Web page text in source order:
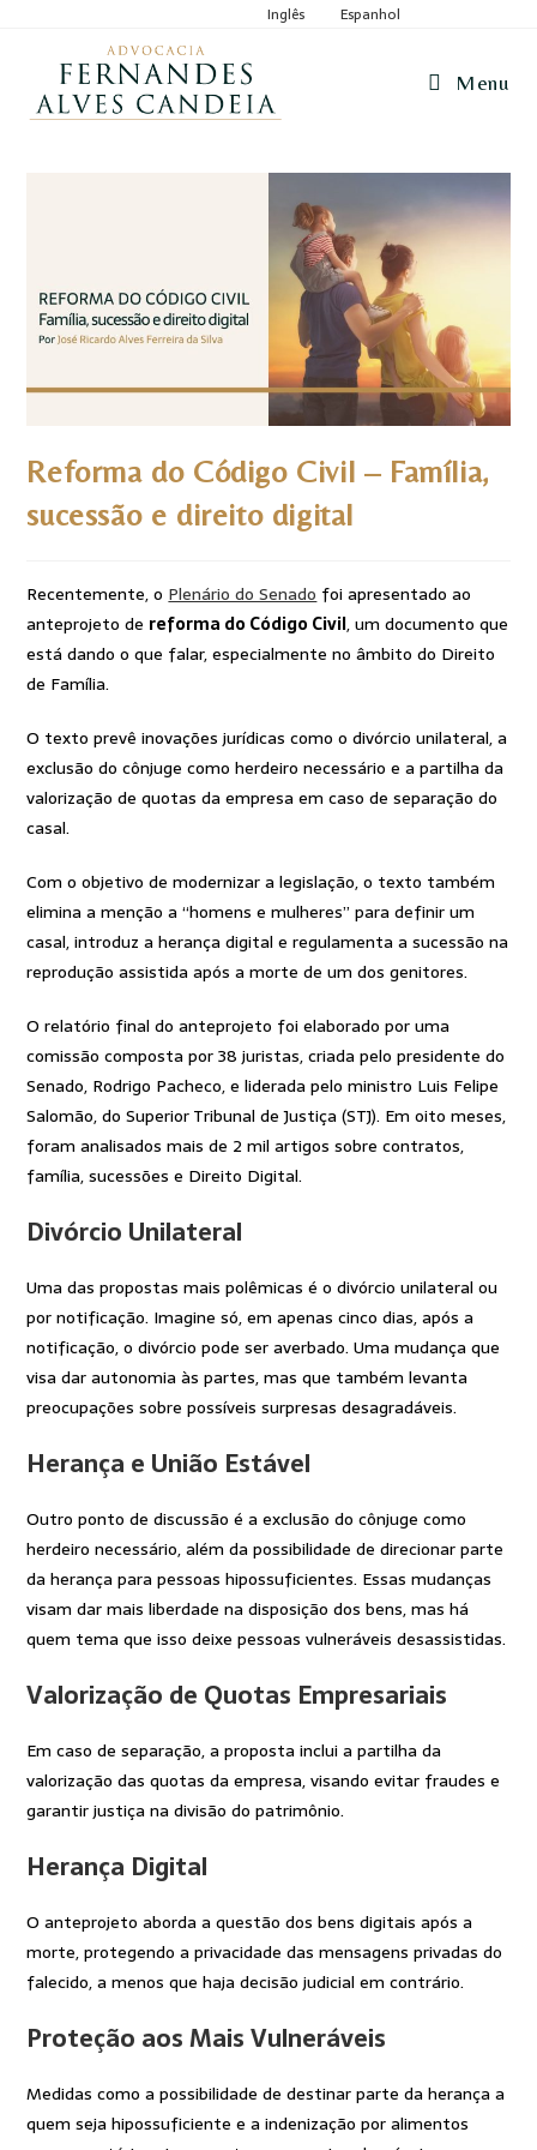
Inglês Espanhol
Menu
Reforma do Código Civil – Família,
sucessão e direito digital
Recentemente, o Plenário do Senado foi apresentado ao
anteprojeto de reforma do Código Civil, um documento que
está dando o que falar, especialmente no âmbito do Direito
de Família.
O texto prevê inovações jurídicas como o divórcio unilateral, a
exclusão do cônjuge como herdeiro necessário e a partilha da
valorização de quotas da empresa em caso de separação do
casal.
Com o objetivo de modernizar a legislação, o texto também
elimina a menção a “homens e mulheres” para definir um
casal, introduz a herança digital e regulamenta a sucessão na
reprodução assistida após a morte de um dos genitores.
O relatório final do anteprojeto foi elaborado por uma
comissão composta por 38 juristas, criada pelo presidente do
Senado, Rodrigo Pacheco, e liderada pelo ministro Luis Felipe
Salomão, do Superior Tribunal de Justiça (STJ). Em oito meses,
foram analisados mais de 2 mil artigos sobre contratos,
família, sucessões e Direito Digital.
Divórcio Unilateral
Uma das propostas mais polêmicas é o divórcio unilateral ou
por notificação. Imagine só, em apenas cinco dias, após a
notificação, o divórcio pode ser averbado. Uma mudança que
visa dar autonomia às partes, mas que também levanta
preocupações sobre possíveis surpresas desagradáveis.
Herança e União Estável
Outro ponto de discussão é a exclusão do cônjuge como
herdeiro necessário, além da possibilidade de direcionar parte
da herança para pessoas hipossuficientes. Essas mudanças
visam dar mais liberdade na disposição dos bens, mas há
quem tema que isso deixe pessoas vulneráveis desassistidas.
Valorização de Quotas Empresariais
Em caso de separação, a proposta inclui a partilha da
valorização das quotas da empresa, visando evitar fraudes e
garantir justiça na divisão do patrimônio.
Herança Digital
O anteprojeto aborda a questão dos bens digitais após a
morte, protegendo a privacidade das mensagens privadas do
falecido, a menos que haja decisão judicial em contrário.
Proteção aos Mais Vulneráveis
Medidas como a possibilidade de destinar parte da herança a
quem seja hipossuficiente e a indenização por alimentos